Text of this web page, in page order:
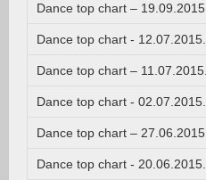
Dance top chart – 19.09.2015.
Dance top chart - 12.07.2015.
Dance top chart – 11.07.2015.
Dance top chart - 02.07.2015.
Dance top chart – 27.06.2015.
Dance top chart - 20.06.2015.